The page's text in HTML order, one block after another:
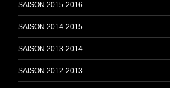
SAISON 2015-2016
SAISON 2014-2015
SAISON 2013-2014
SAISON 2012-2013